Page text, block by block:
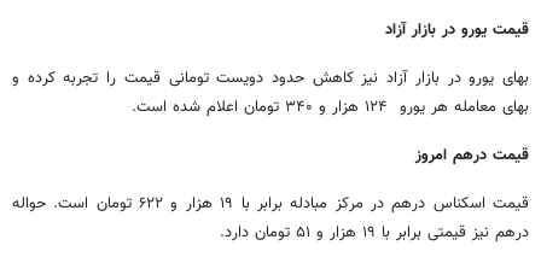
قیمت یورو در بازار آزاد
بهای یورو در بازار آزاد نیز کاهش حدود دویست تومانی قیمت را تجربه کرده و
بهای معامله هر یورو ۱۲۴ هزار و ۳۴۰ تومان اعلام شده است.
قیمت درهم امروز
قیمت اسکناس درهم در مرکز مبادله برابر با ۱۹ هزار و ۶۲۲ تومان است. حواله
درهم نیز قیمتی برابر با ۱۹ هزار و ۵۱ تومان دارد.